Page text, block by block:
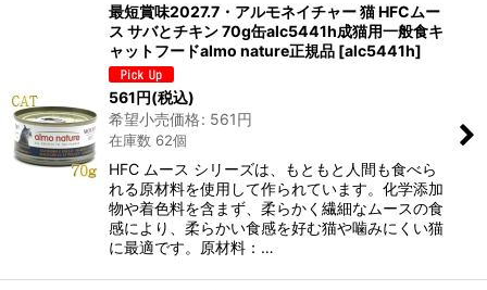
最短賞味2027.7・アルモネイチャー 猫 HFCムー
ス サバとチキン 70g缶alc5441h成猫用一般食キ
ャットフードalmo nature正規品 [alc5441h]
561円(税込)
希望小売価格: 561円
在庫数 62個
HFC ムース シリーズは、もともと人間も食べら
れる原材料を使用して作られています。化学添加
物や着色料を含まず、柔らかく繊細なムースの食
感により、柔らかい食感を好む猫や噛みにくい猫
に最適です。原材料：…